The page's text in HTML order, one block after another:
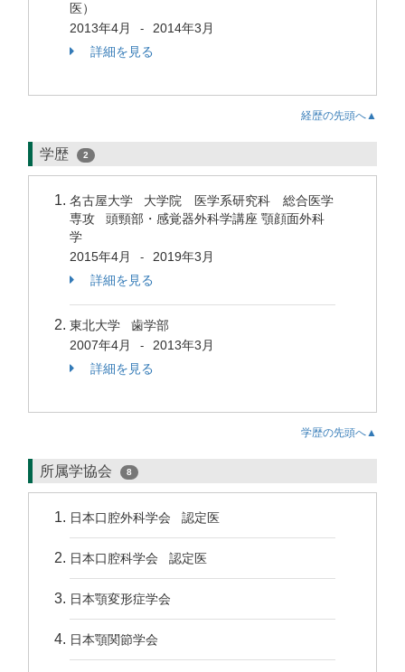
医）
2013年4月
-
2014年3月
詳細を見る
経歴の先頭へ▲
学歴 2
名古屋大学 大学院 医学系研究科 総合医学
専攻 頭頸部・感覚器外科学講座 顎顔面外科
学
2015年4月
-
2019年3月
詳細を見る
東北大学 歯学部
2007年4月
-
2013年3月
詳細を見る
学歴の先頭へ▲
所属学協会 8
日本口腔外科学会 認定医
日本口腔科学会 認定医
日本顎変形症学会
日本顎関節学会